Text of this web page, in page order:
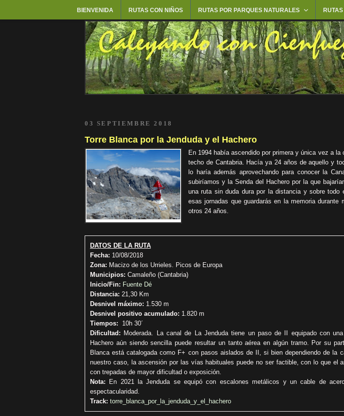
BIENVENIDA RUTAS CON NIÑOS RUTAS POR PARQUES NATURALES
03 SEPTIEMBRE 2018
Torre Blanca por la Jenduda y el Hachero
En 1994 había ascendido por primera y única vez a la
techo de Cantabria. Hacía ya 24 años de aquello y
lo haría además aprovechando para conocer la
subiríamos y la Senda del Hachero por la que
una ruta sin duda dura por la distancia y sobre todo
esas jornadas que guardarás en la memoria durante
otros 24 años.
DATOS DE LA RUTA
Fecha: 10/08/2018
Zona: Macizo de los Urrieles. Picos de Europa
Municipios: Camaleño (Cantabria)
Inicio/Fin: Fuente Dé
Distancia: 21,30 Km
Desnivel máximo: 1.530 m
Desnivel positivo acumulado: 1.820 m
Tiempos:
10h 30´
Dificultad: Moderada. La canal de La Jenduda tiene un paso de II equipado con
Hachero aún siendo sencilla puede resultar un tanto aérea en algún tramo. Por su
Blanca está catalogada como F+ con pasos aislados de II, si bien dependiendo de la
nuestro caso, la ascensión por las vías habituales puede no ser factible, con lo que el
con trepadas de mayor dificultad o exposición.
Nota: En 2021 la Jenduda se equipó con escalones metálicos y un cable de
espectacularidad.
Track: torre_blanca_por_la_jenduda_y_el_hachero